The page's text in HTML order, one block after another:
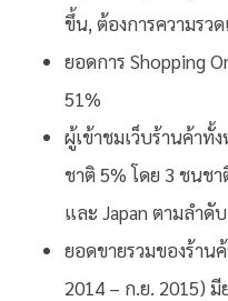
ขึ้น, ต้องการความรวด
ยอดการ Shopping
51%
ผู้เข้าชมเว็บร้านค้าทั้
ชาติ 5% โดย 3 ชนช
และ Japan ตามลำดับ
ยอดขายรวมของร้าน
2014 – ก.ย. 2015)